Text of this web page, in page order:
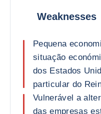
Weaknesses
Pequena
situação
dos Estados
particular do
Vulnerável a
das empresas